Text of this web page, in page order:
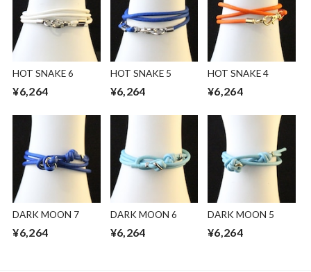
HOT SNAKE 6
¥6,264
HOT SNAKE 5
¥6,264
HOT SNAKE 4
¥6,264
DARK MOON 7
¥6,264
DARK MOON 6
¥6,264
DARK MOON 5
¥6,264